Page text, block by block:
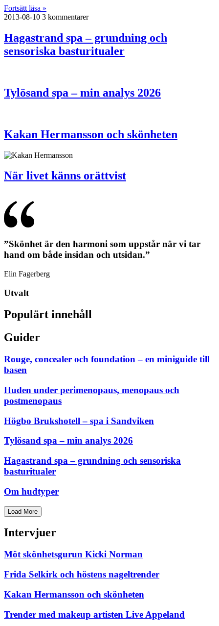
Fortsätt läsa »
2013-08-10 3 kommentarer
Hagastrand spa – grundning och
sensoriska basturitualer
Tylösand spa – min analys 2026
Kakan Hermansson och skönheten
När livet känns orättvist
”Skönhet är den harmoni som uppstår när vi tar
hand om både insidan och utsidan.”
Elin Fagerberg
Utvalt
Populärt innehåll
Guider
Rouge, concealer och foundation – en miniguide till
basen
Huden under perimenopaus, menopaus och
postmenopaus
Högbo Brukshotell – spa i Sandviken
Tylösand spa – min analys 2026
Hagastrand spa – grundning och sensoriska
basturitualer
Om hudtyper
Load More
Intervjuer
Möt skönhetsgurun Kicki Norman
Frida Selkirk och höstens nageltrender
Kakan Hermansson och skönheten
Trender med makeup artisten Live Appeland